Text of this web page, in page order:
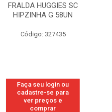
FRALDA HUGGIES SC
HIPZINHA G 58UN
Código: 327435
Faça seu login ou
cadastre-se para
ver preços e
comprar